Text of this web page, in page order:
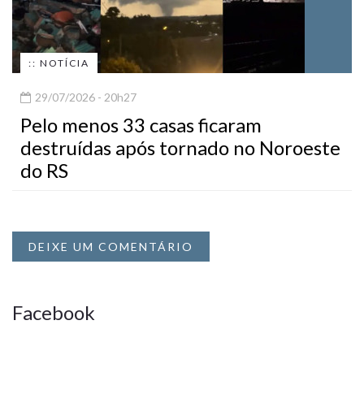
:: NOTÍCIA
29/07/2026 - 20h27
Pelo menos 33 casas ficaram
destruídas após tornado no Noroeste
do RS
DEIXE UM COMENTÁRIO
Facebook